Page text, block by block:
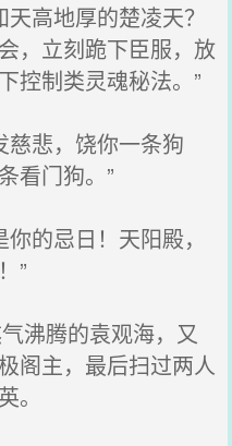
高地厚的楚凌天？
，立刻跪下臣服，放
控制类灵魂秘法。”
悲，饶你一条狗
看门狗。”
的忌日！天阳殿，
”
沸腾的袁观海，又
阁主，最后扫过两人
。